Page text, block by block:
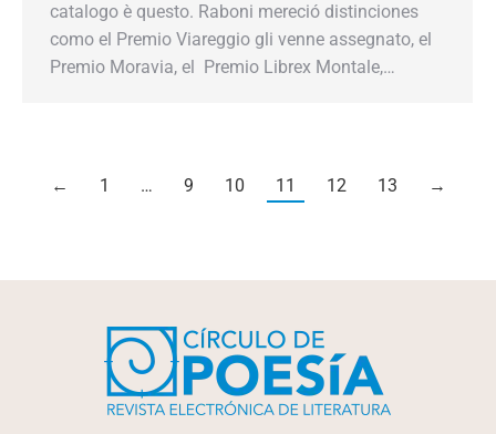
catalogo è questo. Raboni mereció distinciones
como el Premio Viareggio gli venne assegnato, el
Premio Moravia, el Premio Librex Montale,…
← 1 … 9 10 11 12 13 →